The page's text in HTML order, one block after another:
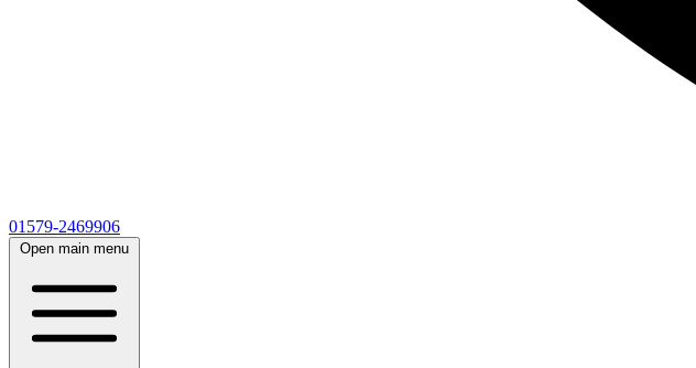
01579-2469906
Open main menu